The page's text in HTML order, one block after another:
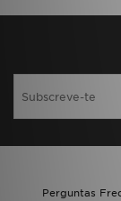
Perguntas